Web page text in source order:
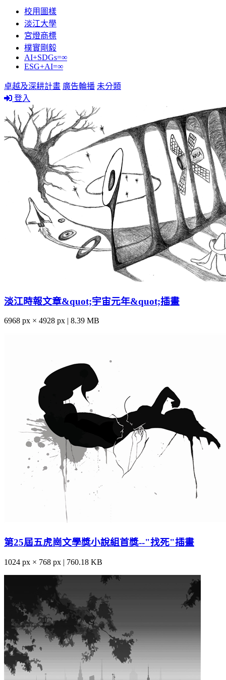
校用圖樣
淡江大學
宮燈商標
樸實剛毅
AI+SDGs=∞
ESG+AI=∞
卓越及深耕計畫 廣告輪播 未分類
登入
淡江時報文章&quot;宇宙元年&quot;插畫
6968 px × 4928 px | 8.39 MB
第25屆五虎崗文學獎小說組首獎--"找死"插畫
1024 px × 768 px | 760.18 KB